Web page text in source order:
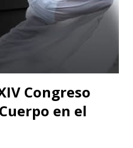
lugar muy importante en la
irán a Valencia y
Congreso
en el